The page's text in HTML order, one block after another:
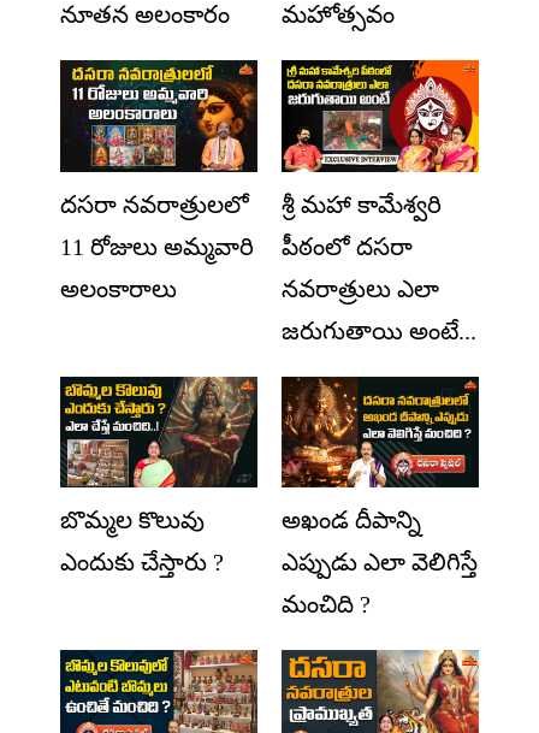
నూతన అలంకారం
మహోత్సవం
దసరా నవరాత్రులలో
11 రోజులు అమ్మవారి
అలంకారాలు
శ్రీ మహా కామేశ్వరి
పీఠంలో దసరా
నవరాత్రులు ఎలా
జరుగుతాయి అంటే...
బొమ్మల కొలువు
ఎందుకు చేస్తారు ?
అఖండ దీపాన్ని
ఎప్పుడు ఎలా వెలిగిస్తే
మంచిది ?